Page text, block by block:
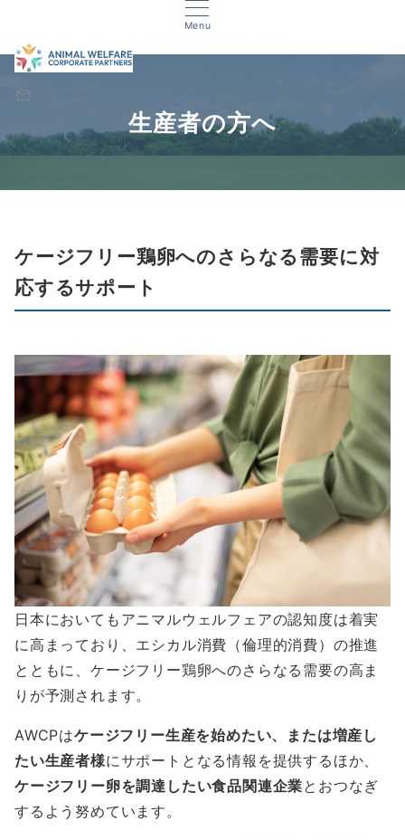
Menu
生産者の方へ
ケージフリー鶏卵へのさらなる需要に対
応するサポート
日本においてもアニマルウェルフェアの認知度は着実
に高まっており、エシカル消費（倫理的消費）の推進
とともに、ケージフリー鶏卵へのさらなる需要の高ま
りが予測されます。
AWCPはケージフリー生産を始めたい、または増産し
たい生産者様にサポートとなる情報を提供するほか、
ケージフリー卵を調達したい食品関連企業とおつなぎ
するよう努めています。